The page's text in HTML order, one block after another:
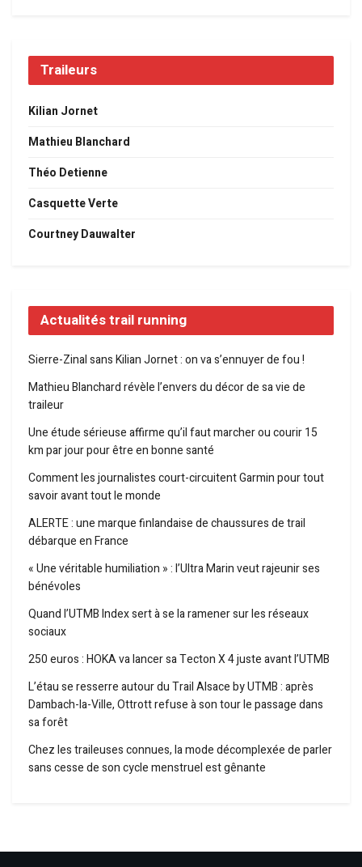
Traileurs
Kilian Jornet
Mathieu Blanchard
Théo Detienne
Casquette Verte
Courtney Dauwalter
Actualités trail running
Sierre-Zinal sans Kilian Jornet : on va s’ennuyer de fou !
Mathieu Blanchard révèle l’envers du décor de sa vie de
traileur
Une étude sérieuse affirme qu’il faut marcher ou courir 15
km par jour pour être en bonne santé
Comment les journalistes court-circuitent Garmin pour tout
savoir avant tout le monde
ALERTE : une marque finlandaise de chaussures de trail
débarque en France
« Une véritable humiliation » : l’Ultra Marin veut rajeunir ses
bénévoles
Quand l’UTMB Index sert à se la ramener sur les réseaux
sociaux
250 euros : HOKA va lancer sa Tecton X 4 juste avant l’UTMB
L’étau se resserre autour du Trail Alsace by UTMB : après
Dambach-la-Ville, Ottrott refuse à son tour le passage dans
sa forêt
Chez les traileuses connues, la mode décomplexée de parler
sans cesse de son cycle menstruel est gênante